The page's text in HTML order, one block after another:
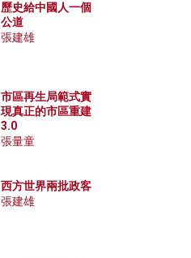
歷史給中國人一個
公道
張建雄
市區再生局範式實
現真正的市區重建
3.0
張量童
西方世界兩批政客
張建雄